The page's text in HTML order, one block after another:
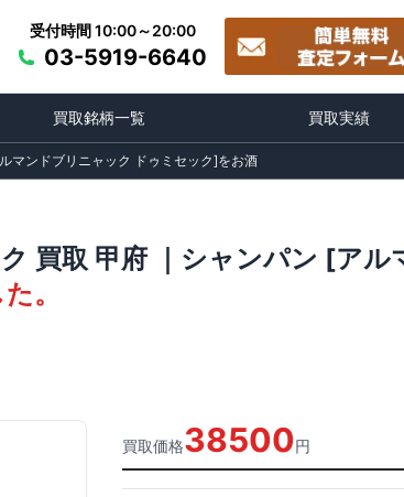
受付時間 10:00～20:00
03-5919-6640
買取銘柄一覧 買取実績
マンドブリニャック ドゥミセック]をお酒
買取 甲府 ｜シャンパン [アル
。
買取価格38500円